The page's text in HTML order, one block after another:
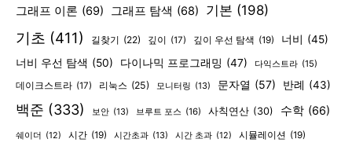
그래프 이론 (69) 그래프 탐색 (68) 기본 (198)
기초 (411) 길찾기 (22) 깊이 (17) 깊이 우선 탐색 (19) 너비 (45)
너비 우선 탐색 (50) 다이나믹 프로그래밍 (47) 다익스트라 (15)
데이크스트라 (17) 리눅스 (25) 모니터링 (13) 문자열 (57) 반례 (43)
백준 (333) 보안 (13) 브루트 포스 (16) 사칙연산 (30) 수학 (66)
쉐이더 (12) 시간 (19) 시간초과 (13) 시간 초과 (12) 시뮬레이션 (19)